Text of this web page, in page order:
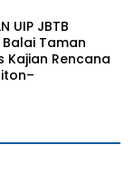
UIP JBTB
Taman
Kajian Rencana